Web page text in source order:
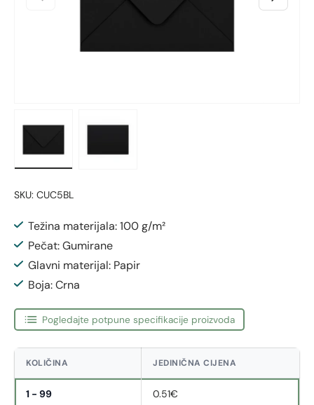
SKU: CUC5BL
Težina materijala: 100 g/m²
Pečat: Gumirane
Glavni materijal: Papir
Boja: Crna
Pogledajte potpune specifikacije proizvoda
KOLIČINA JEDINIČNA CIJENA
1 - 99 0.51€